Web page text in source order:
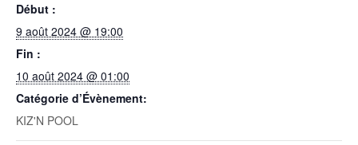
Début :
9 août 2024 @ 19:00
Fin :
10 août 2024 @ 01:00
Catégorie d’Évènement:
KIZ'N POOL